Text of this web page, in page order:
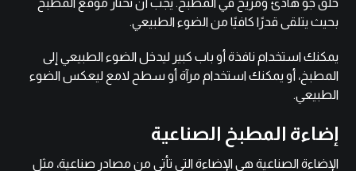
بحيث يتلقى قدرًا كافيًا من الضوء الطبيعي.
يمكنك استخدام نافذة أو باب كبير ليدخل الضوء الطبيعي إلى
المطبخ، أو يمكنك استخدام مرآة أو سطح لامع ليعكس الضوء
الطبيعي.
إضاءة المطبخ الصناعية
الإضاءة الصناعية هي الإضاءة التي تأتي من مصادر صناعية، مثل